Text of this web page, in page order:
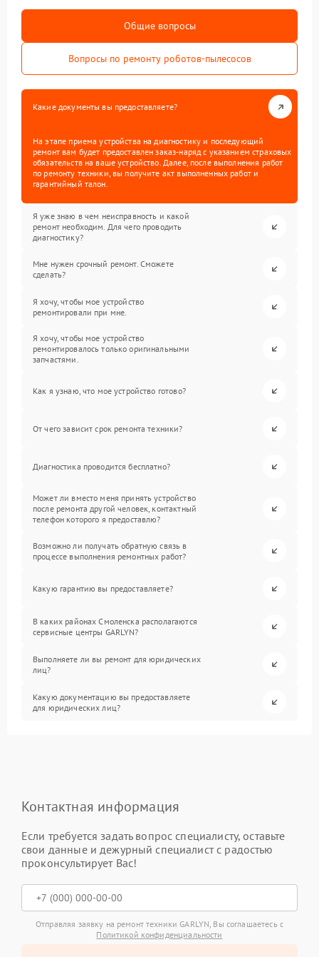
Общие вопросы
Вопросы по ремонту роботов-пылесосов
Какие документы вы предоставляете?
На этапе приема устройства на диагностику и последующий
ремонт вам будет предоставлен заказ-наряд с указанием страховых
обязательств на ваше устройство. Далее, после выполнения работ
по ремонту техники, вы получите акт выполненных работ и
гарантийный талон.
Я уже знаю в чем неисправность и какой
ремонт необходим. Для чего проводить
диагностику?
Мне нужен срочный ремонт. Сможете
сделать?
Я хочу, чтобы мое устройство
ремонтировали при мне.
Я хочу, чтобы мое устройство
ремонтировалось только оригинальными
запчастями.
Как я узнаю, что мое устройство готово?
От чего зависит срок ремонта техники?
Диагностика проводится бесплатно?
Может ли вместо меня принять устройство
после ремонта другой человек, контактный
телефон которого я предоставлю?
Возможно ли получать обратную связь в
процессе выполнения ремонтных работ?
Какую гарантию вы предоставляете?
В каких районах Смоленска располагаются
сервисные центры GARLYN?
Выполняете ли вы ремонт для юридических
лиц?
Какую документацию вы предоставляете
для юридических лиц?
Контактная информация
Если требуется задать вопрос специалисту, оставьте
свои данные и дежурный специалист с радостью
проконсультирует Вас!
Отправляя заявку на ремонт техники GARLYN, Вы соглашаетесь с
Политикой конфиденциальности